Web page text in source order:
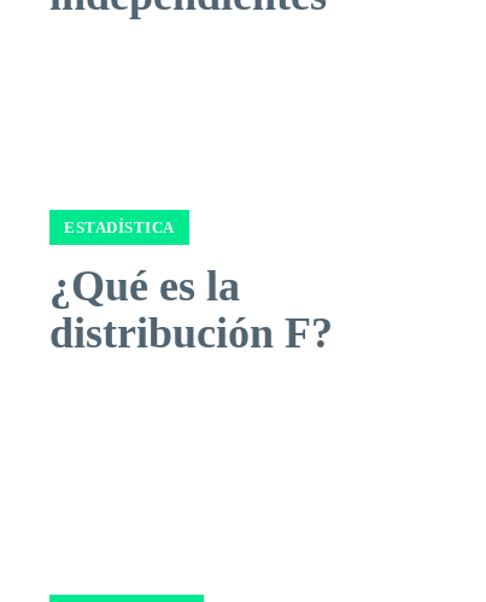
ESTADÍSTICA
¿Qué es la
distribución F?